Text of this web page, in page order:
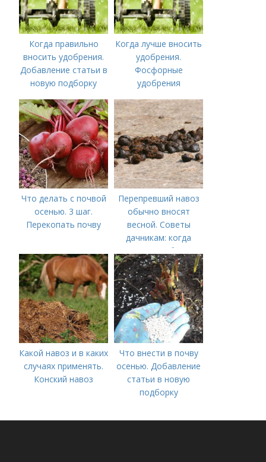
Когда правильно
вносить удобрения.
Добавление статьи в
новую подборку
Когда лучше вносить
удобрения.
Фосфорные
удобрения
Что делать с почвой
осенью. 3 шаг.
Перекопать почву
Перепревший навоз
обычно вносят
весной. Советы
дачникам: когда
вносить удобрение
— весной или осенью
(СОВЕТЫ ОПЫТНЫХ)
Какой навоз и в каких
случаях применять.
Конский навоз
Что внести в почву
осенью. Добавление
статьи в новую
подборку